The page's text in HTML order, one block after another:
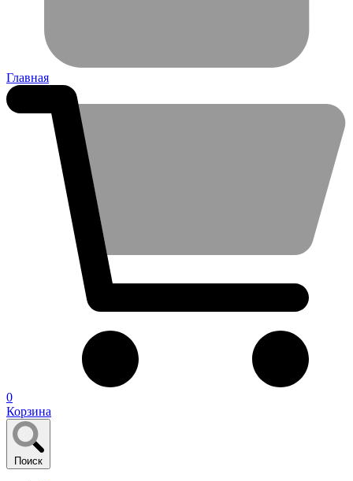
Главная
0
Корзина
Поиск